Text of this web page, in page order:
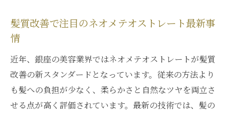
善へ
の選び方
ダメージを抑えたい方に最適な新技術
ネオメテオストレートで髪ダメージを最小
限に抑えるポイント
髪質改善で注目のネオメテオストレート最新事
情
近年、銀座の美容業界ではネオメテオストレートが髪質
改善の新スタンダードとなっています。従来の方法より
も髪への負担が少なく、柔らかさと自然なツヤを両立さ
せる点が高く評価されています。最新の技術では、髪の